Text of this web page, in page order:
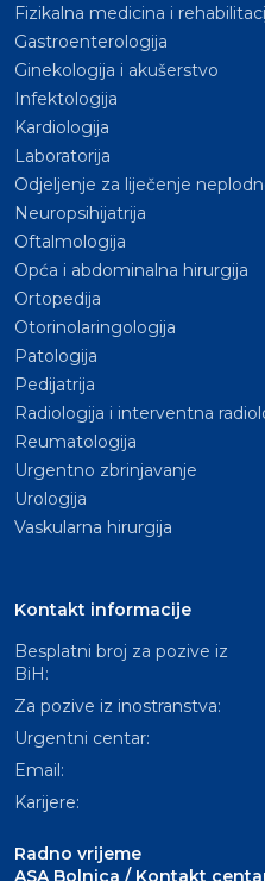
Fizikalna medicina i
Gastroenterologija
Ginekologija i akušerstvo
Infektologija
Kardiologija
Laboratorija
Odjeljenje za liječenje
Neuropsihijatrija
Oftalmologija
Opća i abdominalna hirurgija
Ortopedija
Otorinolaringologija
Patologija
Pedijatrija
Radiologija i interventna
Reumatologija
Urgentno zbrinjavanje
Urologija
Vaskularna hirurgija
Kontakt informacije
Besplatni broj za pozive iz
BiH:
Za pozive iz inostranstva:
Urgentni centar:
Email:
Karijere:
Radno vrijeme
ASA Bolnica / Kontakt